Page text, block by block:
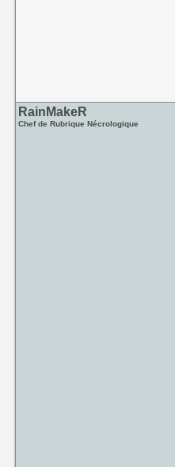
RainMakeR
Chef de Rubrique Nécrologique